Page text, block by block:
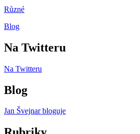
Různé
Blog
Na Twitteru
Na Twitteru
Blog
Jan Švejnar bloguje